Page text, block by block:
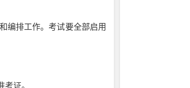
排工作。考试要全部启用
证。